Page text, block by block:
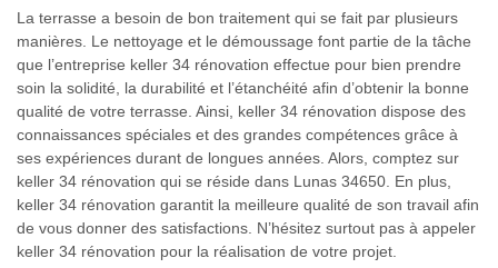
La terrasse a besoin de bon traitement qui se fait par plusieurs
manières. Le nettoyage et le démoussage font partie de la tâche
que l’entreprise keller 34 rénovation effectue pour bien prendre
soin la solidité, la durabilité et l’étanchéité afin d’obtenir la bonne
qualité de votre terrasse. Ainsi, keller 34 rénovation dispose des
connaissances spéciales et des grandes compétences grâce à
ses expériences durant de longues années. Alors, comptez sur
keller 34 rénovation qui se réside dans Lunas 34650. En plus,
keller 34 rénovation garantit la meilleure qualité de son travail afin
de vous donner des satisfactions. N’hésitez surtout pas à appeler
keller 34 rénovation pour la réalisation de votre projet.